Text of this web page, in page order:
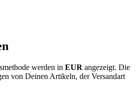
werden in EUR angezeigt. Die
von Deinen Artikeln, der Versandart